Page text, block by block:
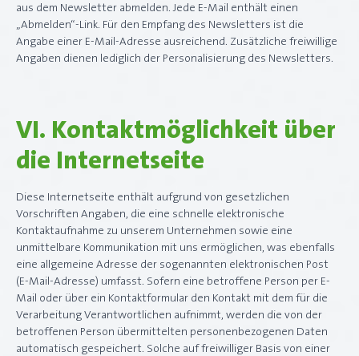
aus dem Newsletter abmelden. Jede E-Mail enthält einen
„Abmelden“-Link. Für den Empfang des Newsletters ist die
Angabe einer E-Mail-Adresse ausreichend. Zusätzliche freiwillige
Angaben dienen lediglich der Personalisierung des Newsletters.
VI. Kontaktmöglichkeit über
die Internetseite
Diese Internetseite enthält aufgrund von gesetzlichen
Vorschriften Angaben, die eine schnelle elektronische
Kontaktaufnahme zu unserem Unternehmen sowie eine
unmittelbare Kommunikation mit uns ermöglichen, was ebenfalls
eine allgemeine Adresse der sogenannten elektronischen Post
(E-Mail-Adresse) umfasst. Sofern eine betroffene Person per E-
Mail oder über ein Kontaktformular den Kontakt mit dem für die
Verarbeitung Verantwortlichen aufnimmt, werden die von der
betroffenen Person übermittelten personenbezogenen Daten
automatisch gespeichert. Solche auf freiwilliger Basis von einer